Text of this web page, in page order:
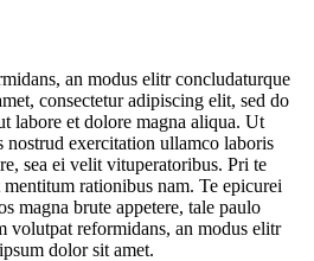
an modus elitr concludaturque
consectetur adipiscing elit, sed do
labore et dolore magna aliqua. Ut
exercitation ullamco laboris
sea ei velit vituperatoribus. Pri te
rationibus nam. Te epicurei
magna brute appetere, tale paulo
volutpat reformidans, an modus elitr
dolor sit amet.